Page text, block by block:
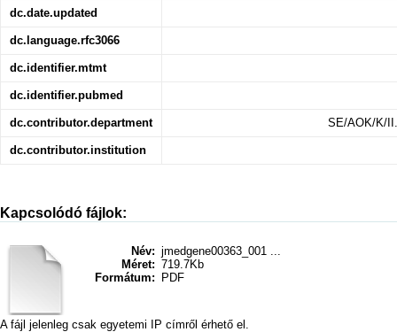
dc.date.updated
dc.language.rfc3066
dc.identifier.mtmt
dc.identifier.pubmed
dc.contributor.department SE/AOK/K/
dc.contributor.institution
Kapcsolódó fájlok:
Név: jmedgene00363_001 ...
Méret: 719.7Kb
Formátum:
PDF
A fájl jelenleg csak egyetemi IP címről érhető el.